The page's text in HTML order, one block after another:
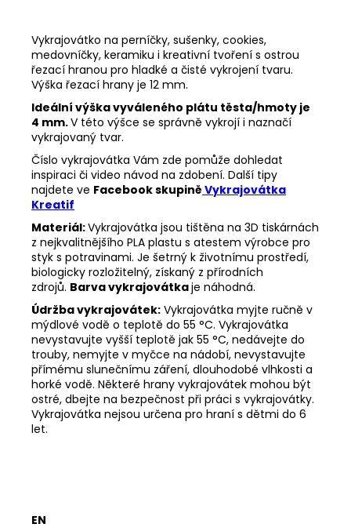
Vykrajovátko na perníčky, sušenky, cookies,
medovníčky, keramiku i kreativní tvoření s ostrou
řezací hranou pro hladké a čisté vykrojení tvaru.
Výška řezací hrany je 12 mm.
Ideální výška vyváleného plátu těsta/hmoty je
4 mm.V této výšce se správně vykrojí i naznačí
vykrajovaný tvar.
Číslo vykrajovátka Vám zde pomůže dohledat
inspiraci či video návod na zdobení. Další tipy
najdete ve Facebook skupině Vykrajovátka
Kreatif
Materiál:Vykrajovátka jsou tištěna na 3D tiskárnách
z nejkvalitnějšího PLA plastu s atestem výrobce pro
styk s potravinami. Je šetrný k životnímu prostředí,
biologicky rozložitelný, získaný z přírodních
zdrojů. Barva vykrajovátkaje náhodná.
Údržba vykrajovátek: Vykrajovátka myjte ručně v
mýdlové vodě o teplotě do 55 °C. Vykrajovátka
nevystavujte vyšší teplotě jak 55 °C, nedávejte do
trouby, nemyjte v myčce na nádobí, nevystavujte
přímému slunečnímu záření, dlouhodobé vlhkosti a
horké vodě. Některé hrany vykrajovátek mohou být
ostré, dbejte na bezpečnost při práci s vykrajovátky.
Vykrajovátka nejsou určena pro hraní s dětmi do 6
let.
EN